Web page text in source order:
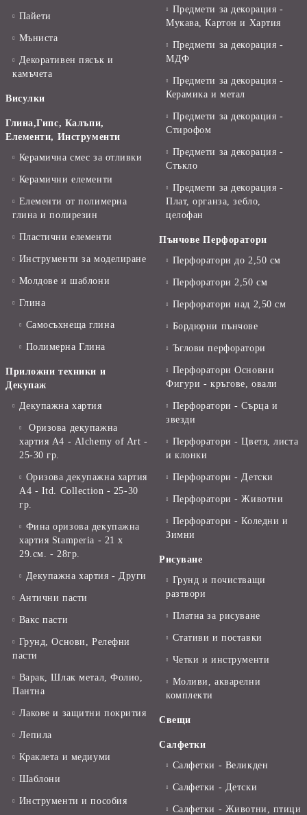
Пайети
Мъниста
Декоративен пясък и
камъчета
Висулки
Глина,Гипс, Калъпи,
Елементи, Инструменти
Керамична смес за отливки
Керамични елементи
Елементи от полимерна
глина и полирезин
Пластични елементи
Инструменти за моделиране
Молдове и шаблони
Глина
Самосъхнеща глина
Полимерна Глина
Приложни техники и
Декупаж
Декупажна хартия
Оризова декупажна
хартия А4 - Alchemy of Art -
25-30 гр.
Оризова декупажна хартия
А4 - Itd. Collection - 25-30
гр.
Фина оризова декупажна
хартия Stamperia - 21 х
29.см. - 28гр.
Декупажна хартия - Други
Антични пасти
Вакс пасти
Грунд, Основи, Релефни
пасти
Варак, Шлак метал, Фолио,
Пантна
Лакове и защитни покрития
Лепила
Краклета и медиуми
Шаблони
Инструменти и пособия
Предмети за декорация -
Мукава, Картон и Хартия
Предмети за декорация -
МДФ
Предмети за декорация -
Керамика и метал
Предмети за декорация -
Стирофом
Предмети за декорация -
Стъкло
Предмети за декорация -
Плат, органза, зебло,
целофан
Пънчове Перфоратори
Перфоратори до 2,50 см
Перфоратори 2,50 см
Перфоратори над 2,50 см
Бордюрни пънчове
Ъглови перфоратори
Перфоратори Основни
Фигури - кръгове, овали
Перфоратори - Сърца и
звезди
Перфоратори - Цветя, листа
и клонки
Перфоратори - Детски
Перфоратори - Животни
Перфоратори - Коледни и
Зимни
Рисуване
Грунд и почистващи
разтвори
Платна за рисуване
Стативи и поставки
Четки и инструменти
Моливи, акварелни
комплекти
Свещи
Салфетки
Салфетки - Великден
Салфетки - Детски
Салфетки - Животни, птици